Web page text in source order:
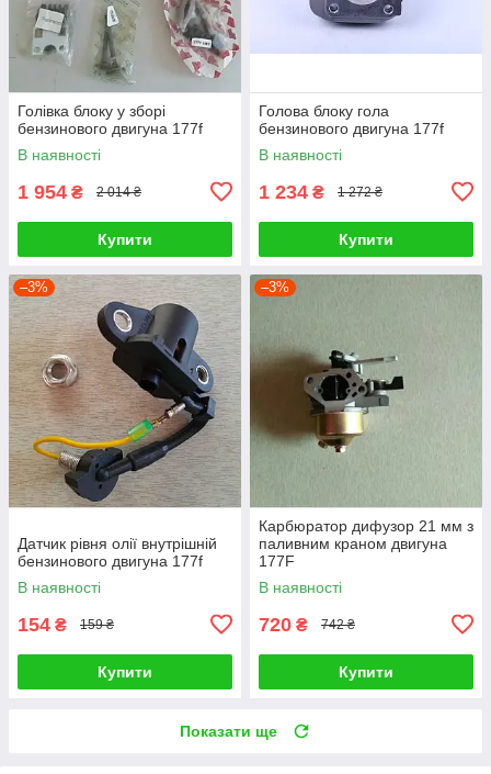
Голівка блоку у зборі
бензинового двигуна 177f
В наявності
1 954 ₴ 2 014 ₴
Купити
Голова блоку гола
бензинового двигуна 177f
В наявності
1 234 ₴ 1 272 ₴
Купити
–3%
Датчик рівня олії внутрішній
бензинового двигуна 177f
В наявності
154 ₴ 159 ₴
Купити
–3%
Карбюратор дифузор 21 мм з
паливним краном двигуна
177F
В наявності
720 ₴ 742 ₴
Купити
Показати ще